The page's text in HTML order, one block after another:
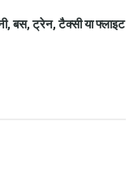
बस, ट्रेन, टैक्सी या फ्लाइट